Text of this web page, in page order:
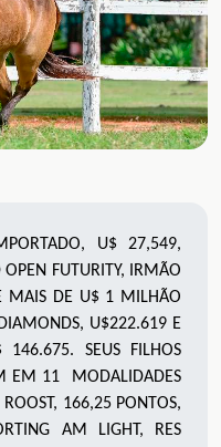
U$ 27,549,
FUTURITY, IRMÃO
MAIS DE U$ 1 MILHÃO
U$222.619 E
SEUS FILHOS
EM 11 MODALIDADES
166,25 PONTOS,
AM LIGHT, RES